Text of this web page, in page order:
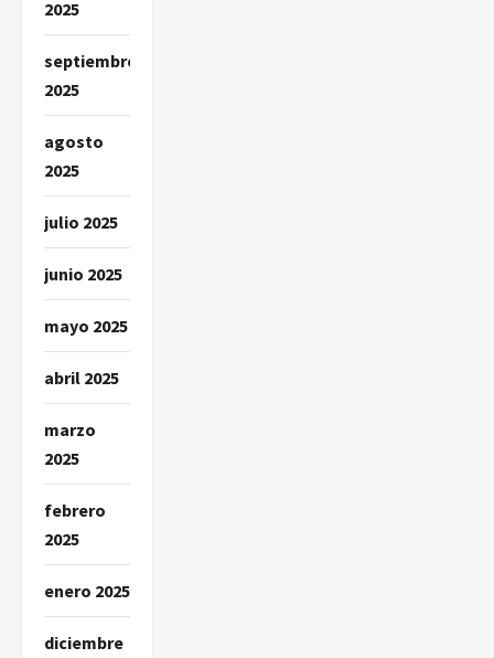
2025
septiembre
2025
agosto
2025
julio 2025
junio 2025
mayo 2025
abril 2025
marzo
2025
febrero
2025
enero 2025
diciembre